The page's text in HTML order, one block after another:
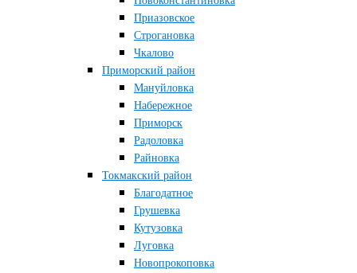
Приазовское
Строгановка
Чкалово
Приморский район
Мануйловка
Набережное
Приморск
Радоловка
Райновка
Токмакский район
Благодатное
Грушевка
Кутузовка
Луговка
Новопрокоповка